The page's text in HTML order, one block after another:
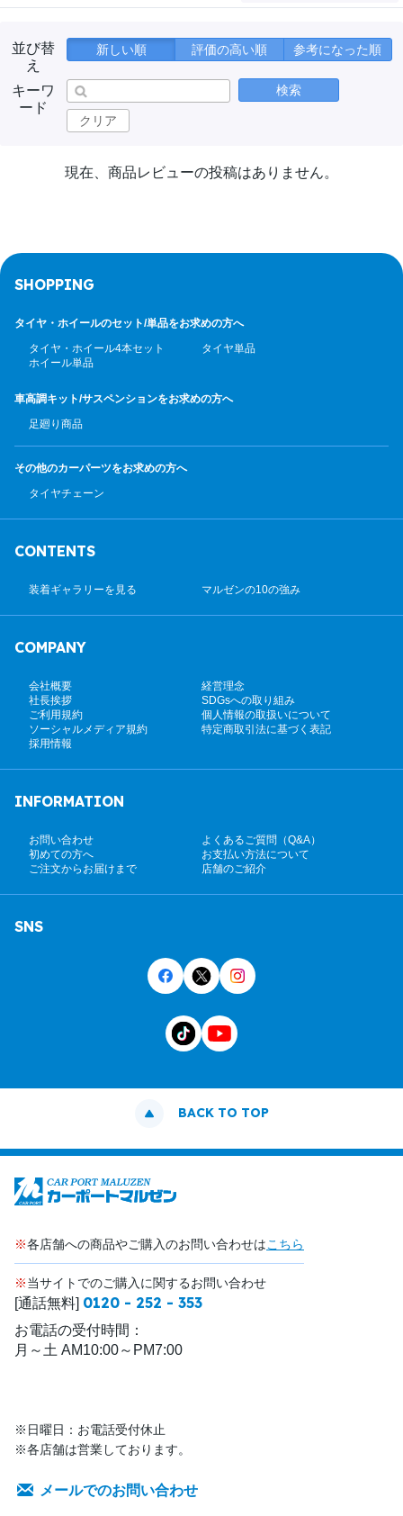
並び替
え
新しい順 評価の高い順 参考になった順
キーワ
ード
検索
クリア
現在、商品レビューの投稿はありません。
SHOPPING
タイヤ・ホイールのセット/単品をお求めの方へ
タイヤ・ホイール4本セット
タイヤ単品
ホイール単品
車高調キット/サスペンションをお求めの方へ
足廻り商品
その他のカーパーツをお求めの方へ
タイヤチェーン
CONTENTS
装着ギャラリーを見る マルゼンの10の強み
COMPANY
会社概要
経営理念
社長挨拶
SDGsへの取り組み
ご利用規約
個人情報の取扱いについて
ソーシャルメディア規約
特定商取引法に基づく表記
採用情報
INFORMATION
お問い合わせ
よくあるご質問（Q&A）
初めての方へ
お支払い方法について
ご注文からお届けまで
店舗のご紹介
SNS
BACK TO TOP
※各店舗への商品やご購入のお問い合わせはこちら
※当サイトでのご購入に関するお問い合わせ
[通話無料] 0120 - 252 - 353
お電話の受付時間：
月～土 AM10:00～PM7:00
※日曜日：お電話受付休止
※各店舗は営業しております。
メールでのお問い合わせ